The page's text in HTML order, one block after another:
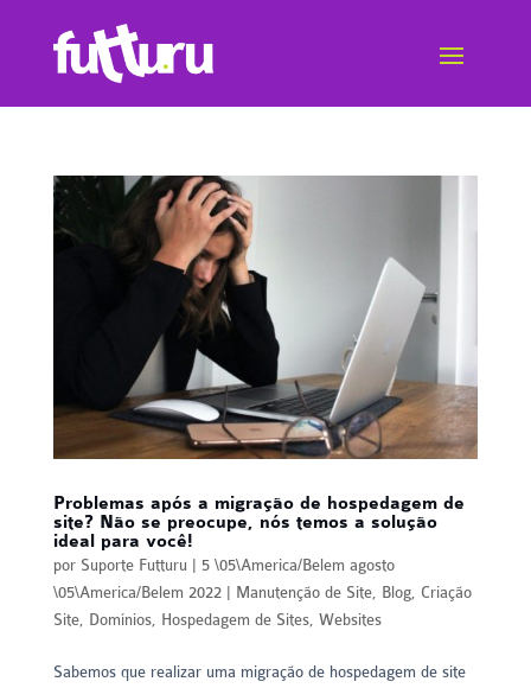
Problemas após a migração de hospedagem de
site? Não se preocupe, nós temos a solução
ideal para você!
por Suporte Futturu
5 \05\America/Belem agosto
\05\America/Belem 2022| Manutenção de Site, Blog, Criação
Site, Domínios, Hospedagem de Sites, Websites
Sabemos que realizar uma migração de hospedagem de site